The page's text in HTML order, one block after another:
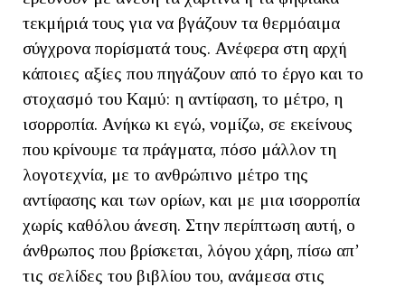
τεκμήριά τους για να βγάζουν τα θερμόαιμα
σύγχρονα πορίσματά τους. Ανέφερα στη αρχή
κάποιες αξίες που πηγάζουν από το έργο και το
στοχασμό του Καμύ: η αντίφαση, το μέτρο, η
ισορροπία. Ανήκω κι εγώ, νομίζω, σε εκείνους
που κρίνουμε τα πράγματα, πόσο μάλλον τη
λογοτεχνία, με το ανθρώπινο μέτρο της
αντίφασης και των ορίων, και με μια ισορροπία
χωρίς καθόλου άνεση. Στην περίπτωση αυτή, ο
άνθρωπος που βρίσκεται, λόγου χάρη, πίσω απ’
τις σελίδες του βιβλίου του, ανάμεσα στις